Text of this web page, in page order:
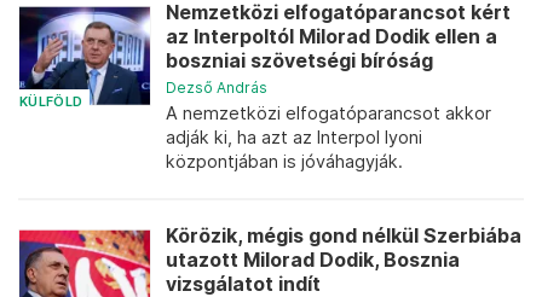
KÜLFÖLD
Nemzetközi elfogatóparancsot kért
az Interpoltól Milorad Dodik ellen a
boszniai szövetségi bíróság
Dezső András
A nemzetközi elfogatóparancsot akkor
adják ki, ha azt az Interpol lyoni
központjában is jóváhagyják.
Körözik, mégis gond nélkül Szerbiába
utazott Milorad Dodik, Bosznia
vizsgálatot indít